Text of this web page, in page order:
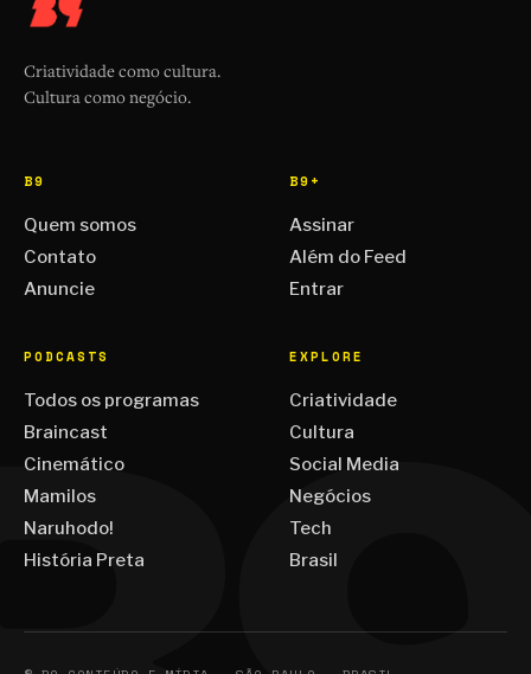
Criatividade como cultura.
Cultura como negócio.
B9
Quem somos
Contato
Anuncie
B9+
Assinar
Além do Feed
Entrar
PODCASTS
Todos os programas
Braincast
Cinemático
Mamilos
Naruhodo!
História Preta
EXPLORE
Criatividade
Cultura
Social Media
Negócios
Tech
Brasil